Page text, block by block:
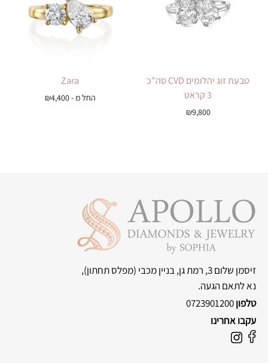
טבעת זוג יהלומים CVD סה"כ
3 קראט
₪9,800
Zara
החל מ - ₪4,400
זיסמן שלום 3, רמת גן, בניין מכבי
(מפלס תחתון),
נא לתאם הגעה.
טלפון0723901200
עקבו אחרינו
F
I